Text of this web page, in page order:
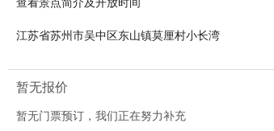
江苏省苏州市吴中区东山镇莫厘村小长湾
暂无报价
暂无门票预订，我们正在努力补充